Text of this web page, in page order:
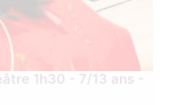
1h30 - 7/13 ans -